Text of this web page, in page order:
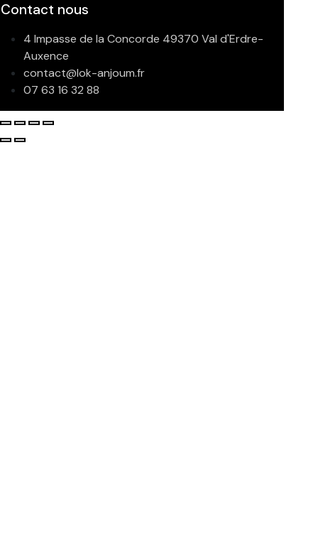
Contact nous
4 Impasse de la Concorde 49370 Val d'Erdre-
Auxence
contact@lok-anjoum.fr
07 63 16 32 88